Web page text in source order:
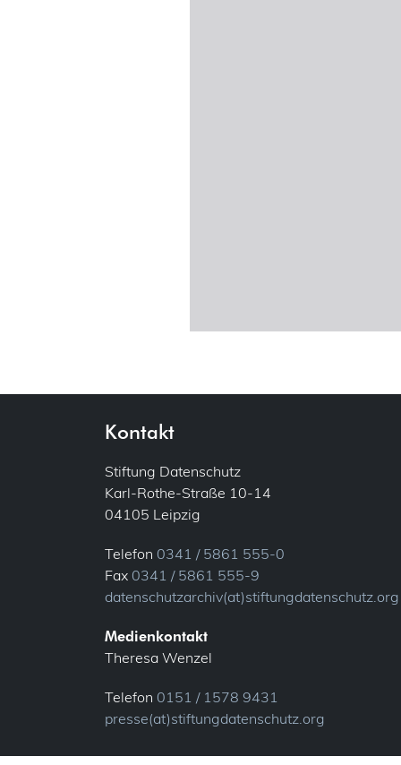
Kontakt
Stiftung Datenschutz
Karl-Rothe-Straße 10-14
04105 Leipzig
Telefon 0341 / 5861 555-0
Fax 0341 / 5861 555-9
datenschutzarchiv(at)stiftungdatenschutz.org
Medienkontakt
Theresa Wenzel
Telefon 0151 / 1578 9431
presse(at)stiftungdatenschutz.org